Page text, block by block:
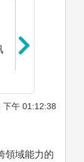
下午 01:12:38
領域能力的